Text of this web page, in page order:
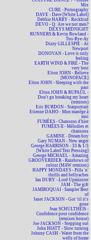
Mix
CURE - Pornography
DAVE - Dave [White Label]
Debbie HARRY - Rockbird
DEVO - Q: Are we not men?
DEXYS MIDNIGHT
RUNNERS & Kevin Rowland -
Too-Rye-Ay
Dizzy GILLESPIE - At
Newport
DONOVAN - Love is only
feeling
EARTH WIND & FIRE - The
very best
Elton JOHN - Believe
[MONOFACE]
Elton JOHN - Sleeping with the
past
Elton JOHN & RUPAUL -
Don't go breaking my heart
(remixes)
Eric BURDON - Starportrait
Etienne DAHO - Mon manège à
moi
FUMÉES - Chansons d'hier
FUMÉES II - Mélodies et
chansons
GAMINE - Dream boy
Gary NUMAN - New anger
George HARRISON - 33 & 1/3
[White Label/Test Pressing]
George MICHAEL - Amazing
GROOVERIDER - Rainbows of
colour (MAW remixes)
HAPPY MONDAYS - Pills 'n'
thrills and bellyaches
Ian DURY - Lord Upminster
JAM - The gift
JAMIROQUAI - Sampler Best
of
Janet JACKSON - Got 'til it's
gone
Jean SCHULTHEIS -
Confidence pour confidence
(remixes house)
Joe JACKSON - Stepping out
John HIATT - Slow turning
Johnny CASH - Water from the
wells of home